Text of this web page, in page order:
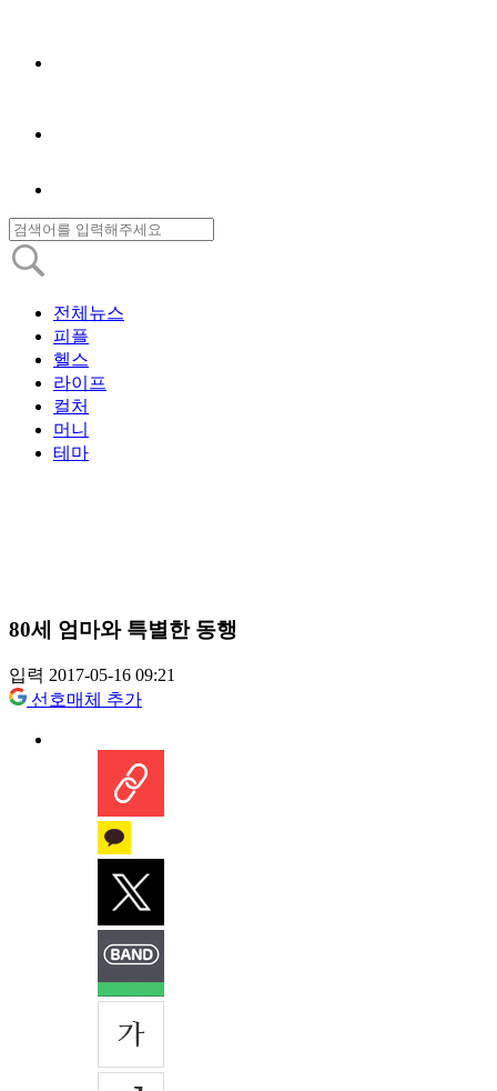
전체뉴스
피플
헬스
라이프
컬처
머니
테마
80세 엄마와 특별한 동행
입력 2017-05-16 09:21
선호매체 추가